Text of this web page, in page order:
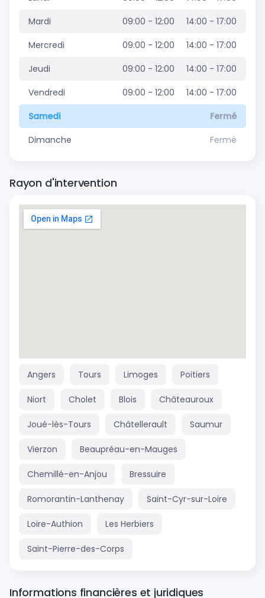
Mardi
09:00 - 12:00
14:00 - 17:00
Mercredi
09:00 - 12:00
14:00 - 17:00
Jeudi
09:00 - 12:00
14:00 - 17:00
Vendredi
09:00 - 12:00
14:00 - 17:00
Samedi
Fermé
Dimanche
Fermé
Rayon d'intervention
Angers Tours Limoges Poitiers
Niort Cholet Blois Châteauroux
Joué-lès-Tours Châtellerault Saumur
Vierzon Beaupréau-en-Mauges
Chemillé-en-Anjou Bressuire
Romorantin-Lanthenay Saint-Cyr-sur-Loire
Loire-Authion Les Herbiers
Saint-Pierre-des-Corps
Informations financières et juridiques